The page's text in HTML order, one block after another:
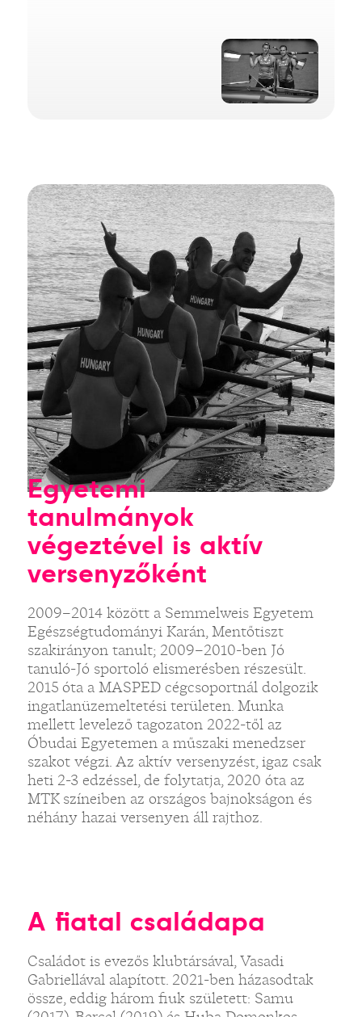
Egyetemi
tanulmányok
végeztével is aktív
versenyzőként
2009–2014 között a Semmelweis Egyetem
Egészségtudományi Karán, Mentőtiszt
szakirányon tanult; 2009–2010-ben Jó
tanuló-Jó sportoló elismerésben részesült.
2015 óta a MASPED cégcsoportnál dolgozik
ingatlanüzemeltetési területen. Munka
mellett levelező tagozaton 2022-től az
Óbudai Egyetemen a műszaki menedzser
szakot végzi. Az aktív versenyzést, igaz csak
heti 2-3 edzéssel, de folytatja, 2020 óta az
MTK színeiben az országos bajnokságon és
néhány hazai versenyen áll rajthoz.
A fiatal családapa
Családot is evezős klubtársával, Vasadi
Gabriellával alapított. 2021-ben házasodtak
össze, eddig három fiuk született: Samu